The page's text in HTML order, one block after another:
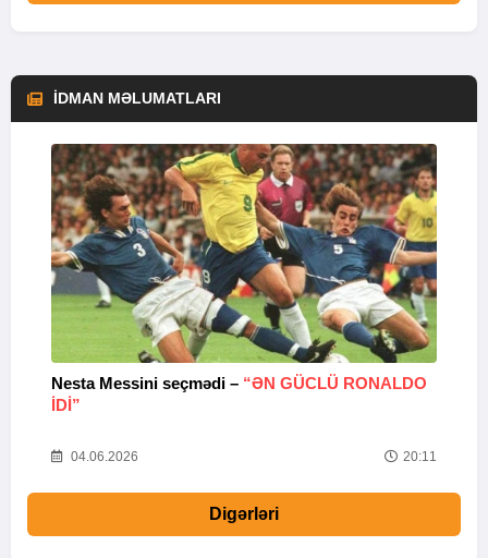
İDMAN MƏLUMATLARI
Nesta Messini seçmədi – “ƏN GÜCLÜ RONALDO
IDI”
04.06.2026 20:11
Digərləri